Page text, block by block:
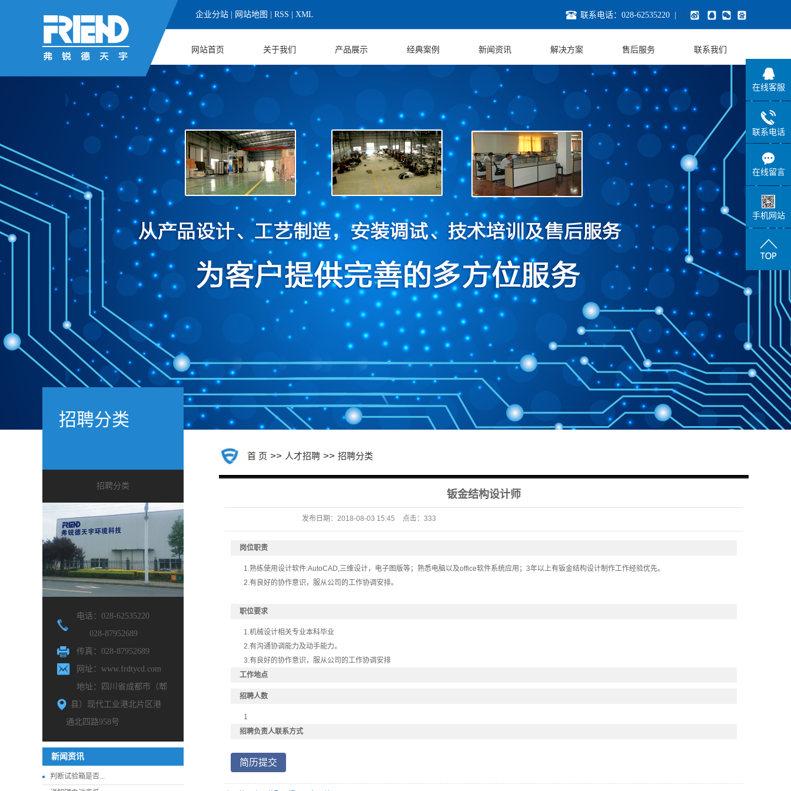
企业分站 网站地图 RSS XML 联系电话：028-62535220 |
网站首页 关于我们
公司介绍
企业文化
企业团队
联系我们
营业执照
产品展示
三综合试验箱
防爆设备
定制设备
其他设备
经典案例 新闻资讯
行业新闻
解决方案 售后服务 联系我们
招聘分类
招聘分类
电话：028-62535220
028-87952689
传真：028-87952689
网址：www.frdtycd.com
地址：四川省成都市（郫
县）现代工业港北片区港
通北四路958号
新闻资讯
判断试验箱是否...
首 页 >> 人才招聘 >> 招聘分类
钣金结构设计师
发布日期： 2018-08-03 15:45 点击： 333
岗位职责
1.熟练使用设计软件:AutoCAD,三维设计，电子图版等；熟悉电脑以及office软件系统应用；3年以上有钣金结构设计制作工作经验优先。
2.有良好的协作意识，服从公司的工作协调安排。
职位要求
1.机械设计相关专业本科毕业
2.有沟通协调能力及动手能力。
3.有良好的协作意识，服从公司的工作协调安排
工作地点
招聘人数
1
招聘负责人联系方式
简历提交
在线客服
联系电话
在线留言
手机网站